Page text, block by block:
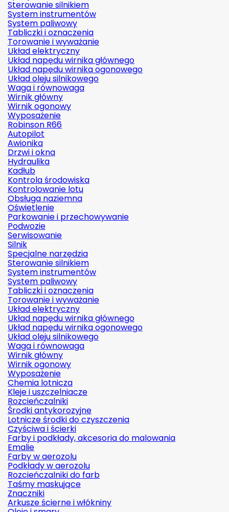
Sterowanie silnikiem
System instrumentów
System paliwowy
Tabliczki i oznaczenia
Torowanie i wyważanie
Układ elektryczny
Układ napędu wirnika głównego
Układ napędu wirnika ogonowego
Układ oleju silnikowego
Waga i równowaga
Wirnik główny
Wirnik ogonowy
Wyposażenie
Robinson R66
Autopilot
Awionika
Drzwi i okna
Hydraulika
Kadłub
Kontrola środowiska
Kontrolowanie lotu
Obsługa naziemna
Oświetlenie
Parkowanie i przechowywanie
Podwozie
Serwisowanie
Silnik
Specjalne narzędzia
Sterowanie silnikiem
System instrumentów
System paliwowy
Tabliczki i oznaczenia
Torowanie i wyważanie
Układ elektryczny
Układ napędu wirnika głównego
Układ napędu wirnika ogonowego
Układ oleju silnikowego
Waga i równowaga
Wirnik główny
Wirnik ogonowy
Wyposażenie
Chemia lotnicza
Kleje i uszczelniacze
Rozcieńczalniki
Środki antykorozyjne
Lotnicze środki do czyszczenia
Czyściwa i ścierki
Farby i podkłady, akcesoria do malowania
Emalie
Farby w aerozolu
Podkłady w aerozolu
Rozcieńczalniki do farb
Taśmy maskujące
Znaczniki
Arkusze ścierne i włókniny